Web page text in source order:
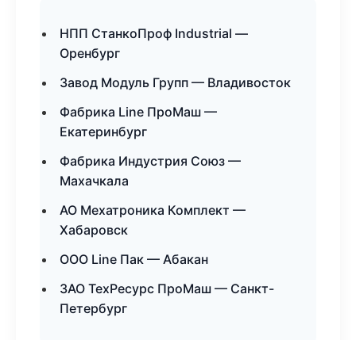
НПП СтанкоПроф Industrial —
Оренбург
Завод Модуль Групп — Владивосток
Фабрика Line ПроМаш —
Екатеринбург
Фабрика Индустрия Союз —
Махачкала
АО Мехатроника Комплект —
Хабаровск
ООО Line Пак — Абакан
ЗАО ТехРесурс ПроМаш — Санкт-
Петербург